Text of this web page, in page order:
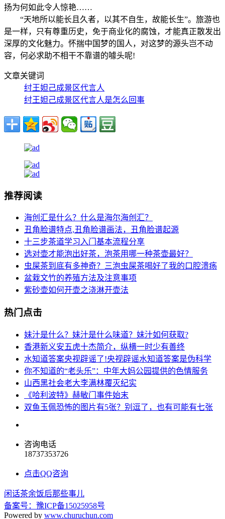
扬为何如此令人惊艳……
“天地所以能长且久者，以其不自生，故能长生”。旅游也
是一样，只有尊重历史，免于商业化的腐蚀，才能真正散发出
深厚的文化魅力。怀揣中国梦的国人，对这梦的源头岂不动
容，何必求助不相干不靠谱的噱头呢!
文章关键词
纣王妲己成景区代言人
纣王妲己成景区代言人是怎么回事
推荐阅读
海创汇是什么？什么是海尔海创汇？
丑角脸谱特点,丑角脸谱画法，丑角脸谱起源
十三步茶道学习入门基本流程分享
选对壶才能泡出好茶，泡茶用哪一种茶壶最好？
虫屎茶到底有多神奇？三泡虫屎茶喝好了我的口腔溃疡
盆栽文竹的养殖方法及注意事项
紫砂壶如何开壶之浇淋开壶法
热门点击
妹汁是什么？妹汁是什么味道？妹汁如何获取?
香港新义安五虎十杰简介，纵横一时少有善终
水知道答案央视辟谣了!央视辟谣水知道答案是伪科学
你不知道的“老头乐”：中年大妈公园提供的色情服务
山西黑社会老大李满林覆灭纪实
《哈利波特》赫敏门事件始末
双鱼玉佩恐怖的图片有5张？别逗了，也有可能有七张
咨询电话
18737353726
点击QQ咨询
闲话茶余饭后那些事儿
备案号：豫ICP备15025958号
Powered by www.churuchun.com